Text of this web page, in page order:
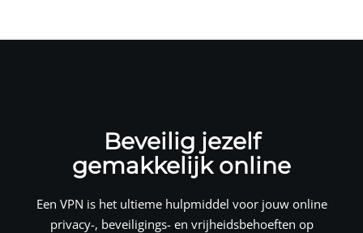
Beveilig jezelf
gemakkelijk online
Een VPN is het ultieme hulpmiddel voor jouw online
privacy-, beveiligings- en vrijheidsbehoeften op